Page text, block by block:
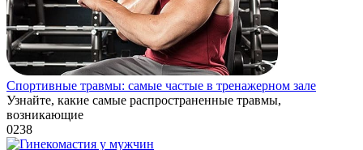
Спортивные травмы: самые частые в тренажерном зале
Узнайте, какие самые распространенные травмы,
возникающие
0238